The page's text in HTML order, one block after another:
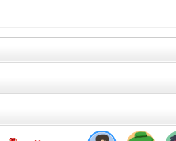
大小： 29.3M